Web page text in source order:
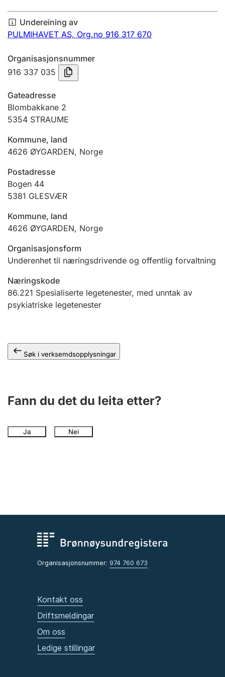
Årsrekneskap
Innsending og forseinkingsgebyr
Tinglysing
Jeger
Betaling og jegeravgiftskort
Ektepaktrettleiaren
Andre tema
Undereining av
PULMIHAVET AS, Org.no 916 317 670
Organisasjonsnummer
916 337 035
Gateadresse
Blombakkane 2
5354 STRAUME
Kommune, land
4626 ØYGARDEN, Norge
Postadresse
Bogen 44
5381 GLESVÆR
Kommune, land
4626 ØYGARDEN, Norge
Organisasjonsform
Underenhet til næringsdrivende og offentlig forvaltning
Næringskode
86.221 Spesialiserte legetenester, med unntak av
psykiatriske legetenester
Søk i verksemdsopplysningar
Fann du det du leita etter?
Ja Nei
Organisasjonsnummer: 974 760 673
Kontakt oss
Driftsmeldingar
Om oss
Ledige stillingar